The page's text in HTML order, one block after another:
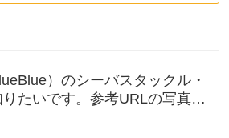
）のシーバスタックル・
たいです。参考URLの写真の